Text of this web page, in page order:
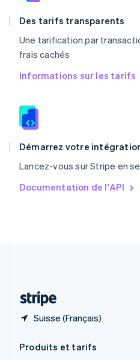
Des tarifs transparents
Une tarification par
frais cachés
Informations sur les tarifs
Démarrez votre
Lancez-vous sur Stripe en
Documentation de l'API
Suisse (Français)
English
PortuguêsEnglish
R.A.S. de Hong Kong, Chine
English
Roumanie
Royaume-Uni
English
English简体中文
English
Produits et tarifs